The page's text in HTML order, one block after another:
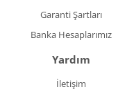
Garanti Şartları
Banka Hesaplarımız
Yardım
İletişim